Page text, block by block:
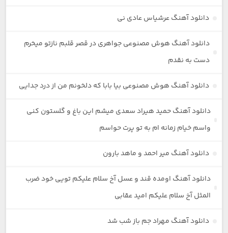
دانلود آهنگ عرشیاس عادی نی
دانلود آهنگ هوش مصنوعی جواهری در قصر قلبم نازتو میخرم
دست به نقدم
دانلود آهنگ هوش مصنوعی بیا بابا که دلخونم من از درد جدایی
دانلود آهنگ حمید هیراد سعدی میشم این باغ و گلستون کنی
واسم خیام زمانه ام به تو پرت حواسم
دانلود آهنگ میر احمد و ماهد بارون
دانلود آهنگ اومده قند و عسل آخ سلام علیکم تویی خود ضرب
المثل آخ سلام علیکم امید عقابی
دانلود آهنگ مهراد جم باز شب شد